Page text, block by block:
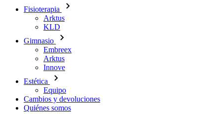
Fisioterapia
Arktus
KLD
Gimnasio
Embreex
Arktus
Innove
Estética
Equipo
Cambios y devoluciones
Quiénes somos